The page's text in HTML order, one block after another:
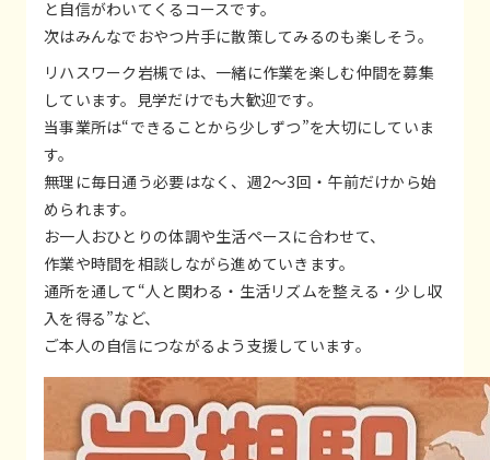
と自信がわいてくるコースです。
次はみんなでおやつ片手に散策してみるのも楽しそう。
リハスワーク岩槻では、一緒に作業を楽しむ仲間を募集
しています。見学だけでも大歓迎です。
当事業所は“できることから少しずつ”を大切にしていま
す。
無理に毎日通う必要はなく、週2〜3回・午前だけから始
められます。
お一人おひとりの体調や生活ペースに合わせて、
作業や時間を相談しながら進めていきます。
通所を通して“人と関わる・生活リズムを整える・少し収
入を得る”など、
ご本人の自信につながるよう支援しています。